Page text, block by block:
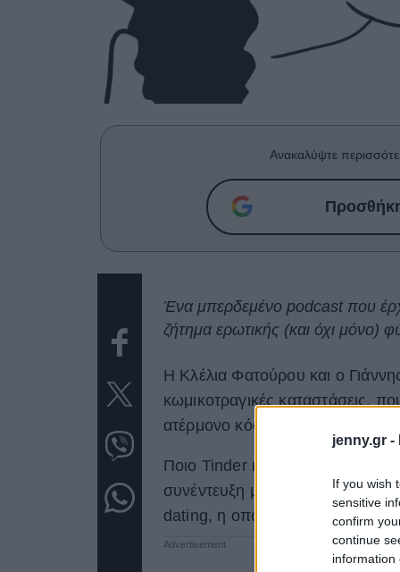
jenny.gr -
If you wish
sensitive
confirm
continue
information
Ανακαλύψτε
Ένα μπερδεμένο podcast που
ζήτημα ερωτικής (και όχι μόνο)
Η Κλέλια Φατούρου και ο
κωμικοτραγικές καταστάσεις,
ατέρμονο κόσμο του ντέιτινγκ,
Ποιο Tinder και ποιο Facebook
συνέντευξη μάς μιλάει για τη
dating, η οποία βασίζεται στα